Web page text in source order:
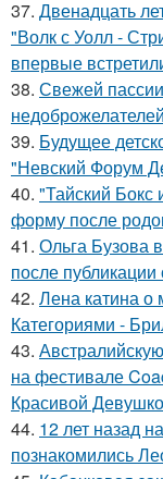
37. Двенадцать
"Волк с Уолл -
впервые
38. Свежей
39. Будущее
"Невский Форум
40. "Тайский
форму после
41. Ольга Бузова
после
42. Лена катина
Категориями -
43.
на фестивале
Красивой
44. 12 лет назад
познакомились